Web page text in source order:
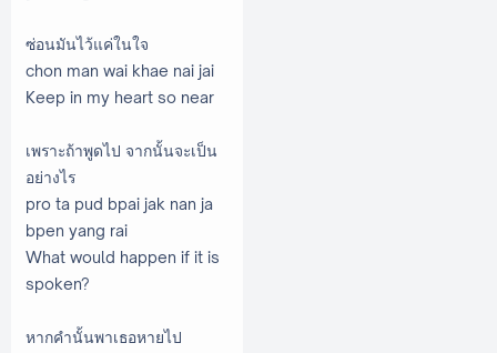
ซ่อนมันไว้แค่ในใจ
chon man wai khae nai jai
Keep in my heart so near
เพราะถ้าพูดไป จากนั้นจะเป็น
อย่างไร
pro ta pud bpai jak nan ja
bpen yang rai
What would happen if it is
spoken?
หากคำนั้นพาเธอหายไป